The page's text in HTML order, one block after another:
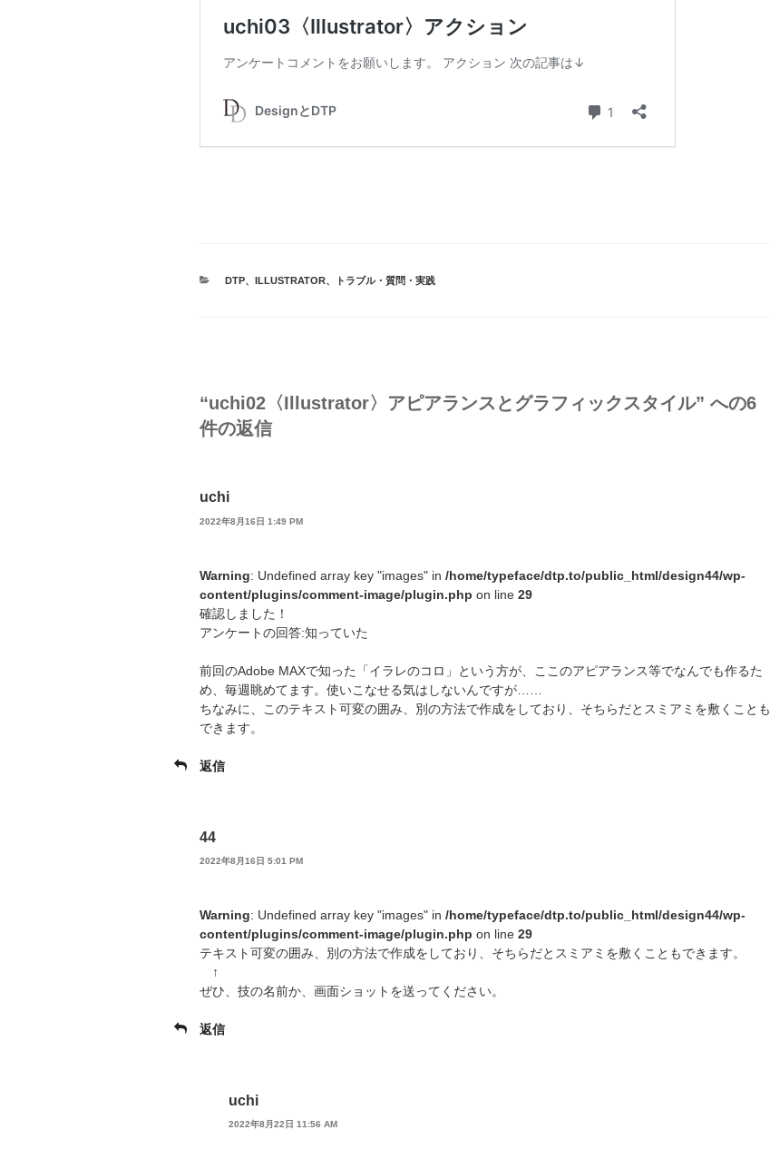
カ
DTP、 ILLUSTRATOR、 トラブル・質問・実践
“uchi02〈Illustrator〉アピアランスとグラフィックスタイル” への6
件の返信
uchi
2022年8月16日 1:49 PM
Warning: Undefined array key "images" in /home/typeface/dtp.to/public_html/design44/wp-
content/plugins/comment-image/plugin.php on line 29
確認しました！
アンケートの回答:知っていた
前回のAdobe MAXで知った「イラレのコロ」という方が、ここのアピアランス等でなんでも作るた
め、毎週眺めてます。使いこなせる気はしないんですが……
ちなみに、このテキスト可変の囲み、別の方法で作成をしており、そちらだとスミアミを敷くことも
できます。
返信
44
2022年8月16日 5:01 PM
Warning: Undefined array key "images" in /home/typeface/dtp.to/public_html/design44/wp-
content/plugins/comment-image/plugin.php on line 29
テキスト可変の囲み、別の方法で作成をしており、そちらだとスミアミを敷くこともできます。
↑
ぜひ、技の名前か、画面ショットを送ってください。
返信
uchi
2022年8月22日 11:56 AM